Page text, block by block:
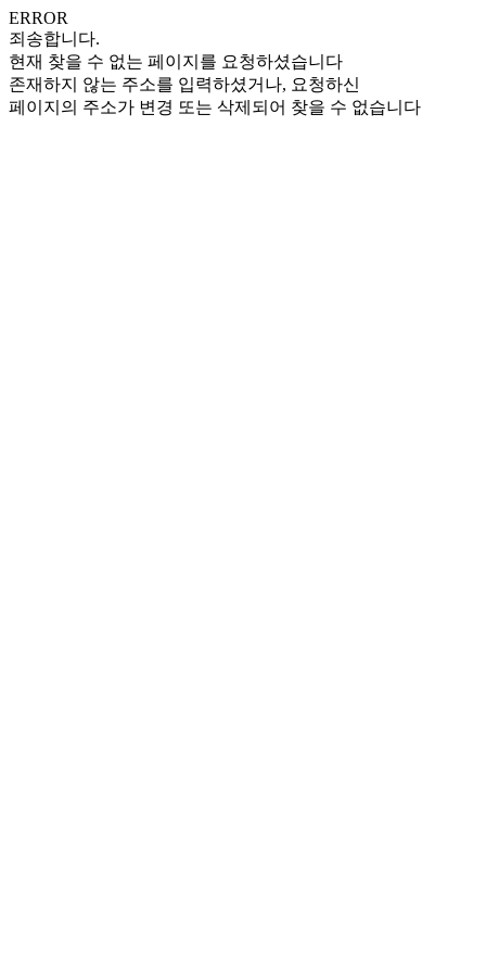
ERROR
죄송합니다.
현재 찾을 수 없는 페이지를 요청하셨습니다
존재하지 않는 주소를 입력하셨거나, 요청하신
페이지의 주소가 변경 또는 삭제되어 찾을 수 없습니다